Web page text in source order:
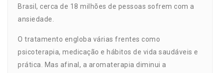
Brasil, cerca de 18 milhões de pessoas sofrem com a
ansiedade.
O tratamento engloba várias frentes como
psicoterapia, medicação e hábitos de vida saudáveis e
prática. Mas afinal, a aromaterapia diminui a